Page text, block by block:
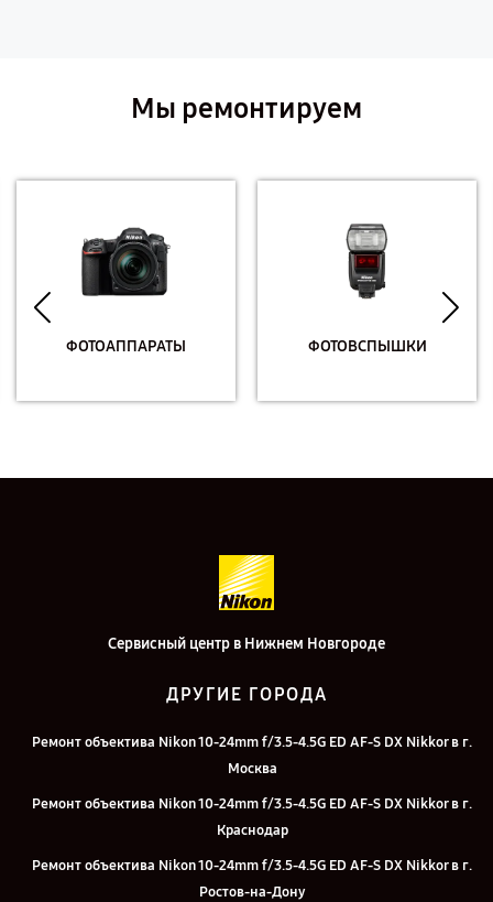
Мы ремонтируем
ФОТОАППАРАТЫ ФОТОВСПЫШКИ
Сервисный центр в Нижнем Новгороде
ДРУГИЕ ГОРОДА
Ремонт объектива Nikon 10-24mm f/3.5-4.5G ED AF-S DX Nikkor в г.
Москва
Ремонт объектива Nikon 10-24mm f/3.5-4.5G ED AF-S DX Nikkor в г.
Краснодар
Ремонт объектива Nikon 10-24mm f/3.5-4.5G ED AF-S DX Nikkor в г.
Ростов-на-Дону